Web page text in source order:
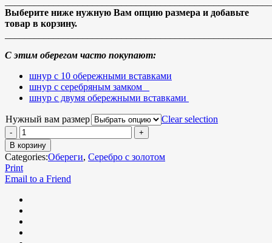
Выберите ниже нужную Вам опцию размера и добавьте
товар в корзину.
С этим оберегом часто покупают:
шнур с 10 обережными вставками
шнур с серебряным замком
шнур с двумя обережными вставками
Нужный вам размер Clear selection
В корзину
Categories:Обереги, Серебро с золотом
Print
Email to a Friend